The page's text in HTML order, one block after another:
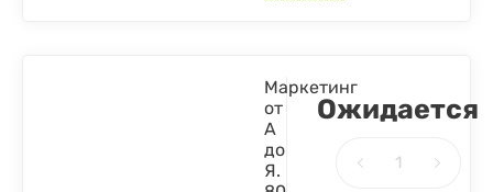
Маркетинг
от
А
до
Я.
Ожидается